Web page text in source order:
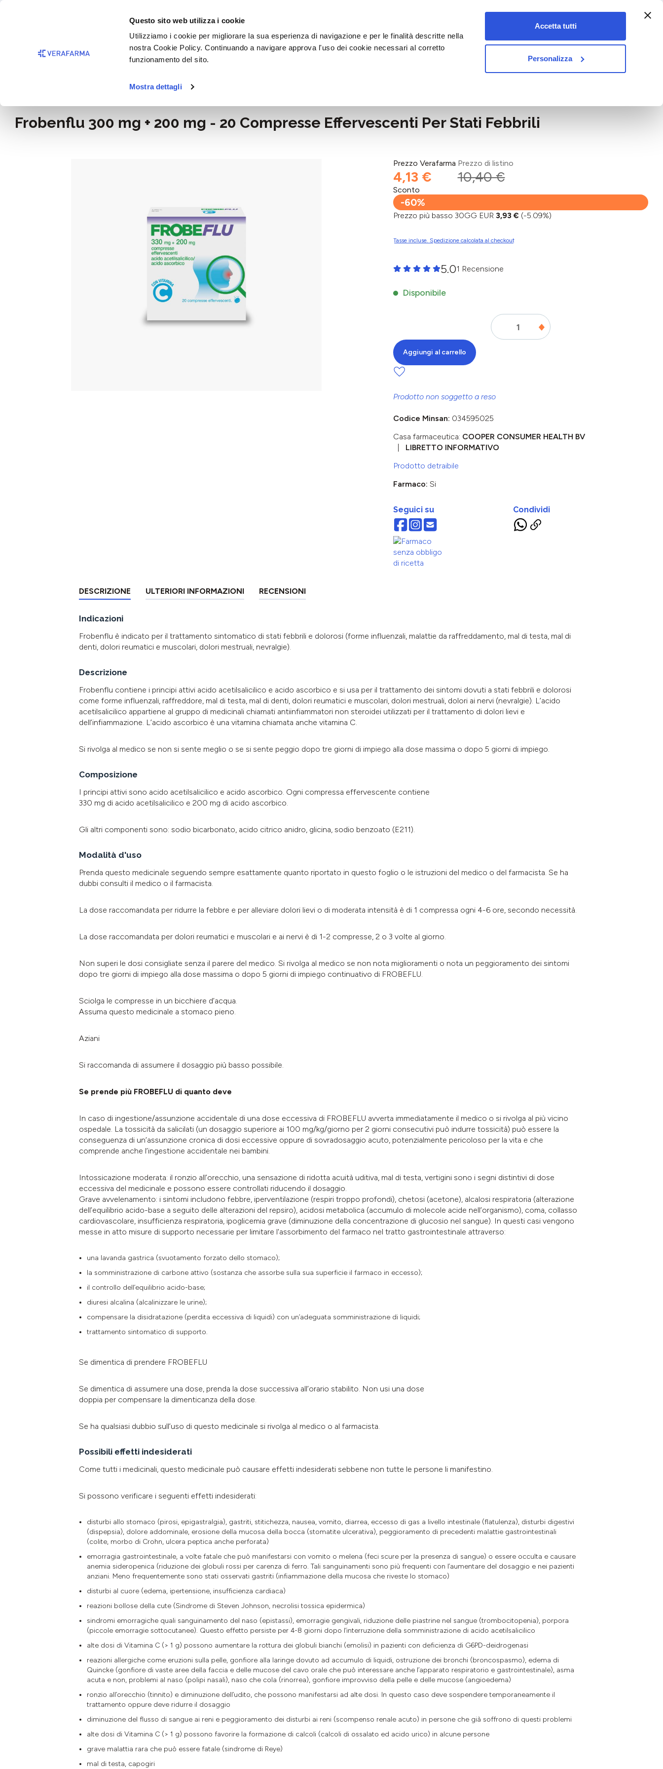
Questo sito web utilizza i cookie
Utilizziamo i cookie per migliorare la sua esperienza di navigazione e per le finalità descritte nella
nostra Cookie Policy. Continuando a navigare approva l'uso dei cookie necessari al corretto
funzionamento del sito.
Mostra dettagli
Accetta tutti
Personalizza
Passa alla navigazione principale
vet&pet
Dolori, infiammazioni e febbre
Frobenflu 300 mg + 200 mg - 20 Compresse Effervescenti Per Stati Febbrili
Prezzo Verafarma
4,13 €
Prezzo di listino
10,40 €
Sconto
-60%
Prezzo più basso 30GG EUR 3,93 € (-5.09%)
Tasse incluse. Spedizione calcolata al checkout
5.01 Recensione
Disponibile
Aggiungi al carrello
Prodotto non soggetto a reso
Codice Minsan: 034595025
Casa farmaceutica: COOPER CONSUMER HEALTH BV
LIBRETTO INFORMATIVO
Prodotto detraibile
Farmaco: Si
Seguici su Condividi
DESCRIZIONE ULTERIORI INFORMAZIONI RECENSIONI
Indicazioni
Frobenflu è indicato per il trattamento sintomatico di stati febbrili e dolorosi (forme influenzali, malattie da raffreddamento, mal di testa, mal di
denti, dolori reumatici e muscolari, dolori mestruali, nevralgie).
Descrizione
Frobenflu contiene i principi attivi acido acetilsalicilico e acido ascorbico e si usa per il trattamento dei sintomi dovuti a stati febbrili e dolorosi
come forme influenzali, raffreddore, mal di testa, mal di denti, dolori reumatici e muscolari, dolori mestruali, dolori ai nervi (nevralgie). L’acido
acetilsalicilico appartiene al gruppo di medicinali chiamati antiinfiammatori non steroidei utilizzati per il trattamento di dolori lievi e
dell’infiammazione. L’acido ascorbico è una vitamina chiamata anche vitamina C.
Si rivolga al medico se non si sente meglio o se si sente peggio dopo tre giorni di impiego alla dose massima o dopo 5 giorni di impiego.
Composizione
I principi attivi sono acido acetilsalicilico e acido ascorbico. Ogni compressa effervescente contiene
330 mg di acido acetilsalicilico e 200 mg di acido ascorbico.
Gli altri componenti sono: sodio bicarbonato, acido citrico anidro, glicina, sodio benzoato (E211).
Modalità d'uso
Prenda questo medicinale seguendo sempre esattamente quanto riportato in questo foglio o le istruzioni del medico o del farmacista. Se ha
dubbi consulti il medico o il farmacista.
La dose raccomandata per ridurre la febbre e per alleviare dolori lievi o di moderata intensità è di 1 compressa ogni 4-6 ore, secondo necessità.
La dose raccomandata per dolori reumatici e muscolari e ai nervi è di 1-2 compresse, 2 o 3 volte al giorno.
Non superi le dosi consigliate senza il parere del medico. Si rivolga al medico se non nota miglioramenti o nota un peggioramento dei sintomi
dopo tre giorni di impiego alla dose massima o dopo 5 giorni di impiego continuativo di FROBEFLU.
Sciolga le compresse in un bicchiere d’acqua.
Assuma questo medicinale a stomaco pieno.
Aziani
Si raccomanda di assumere il dosaggio più basso possibile.
Se prende più FROBEFLU di quanto deve
In caso di ingestione/assunzione accidentale di una dose eccessiva di FROBEFLU avverta immediatamente il medico o si rivolga al più vicino
ospedale. La tossicità da salicilati (un dosaggio superiore ai 100 mg/kg/giorno per 2 giorni consecutivi può indurre tossicità) può essere la
conseguenza di un’assunzione cronica di dosi eccessive oppure di sovradosaggio acuto, potenzialmente pericoloso per la vita e che
comprende anche l’ingestione accidentale nei bambini.
Intossicazione moderata: il ronzio all’orecchio, una sensazione di ridotta acuità uditiva, mal di testa, vertigini sono i segni distintivi di dose
eccessiva del medicinale e possono essere controllati riducendo il dosaggio.
Grave avvelenamento: i sintomi includono febbre, iperventilazione (respiri troppo profondi), chetosi (acetone), alcalosi respiratoria (alterazione
dell’equilibrio acido-base a seguito delle alterazioni del repsiro), acidosi metabolica (accumulo di molecole acide nell’organismo), coma, collasso
cardiovascolare, insufficienza respiratoria, ipoglicemia grave (diminuzione della concentrazione di glucosio nel sangue). In questi casi vengono
messe in atto misure di supporto necessarie per limitare l'assorbimento del farmaco nel tratto gastrointestinale attraverso:
una lavanda gastrica (svuotamento forzato dello stomaco);
la somministrazione di carbone attivo (sostanza che assorbe sulla sua superficie il farmaco in eccesso);
il controllo dell’equilibrio acido-base;
diuresi alcalina (alcalinizzare le urine);
compensare la disidratazione (perdita eccessiva di liquidi) con un’adeguata somministrazione di liquidi;
trattamento sintomatico di supporto.
Se dimentica di prendere FROBEFLU
Se dimentica di assumere una dose, prenda la dose successiva all’orario stabilito. Non usi una dose
doppia per compensare la dimenticanza della dose.
Se ha qualsiasi dubbio sull’uso di questo medicinale si rivolga al medico o al farmacista.
Possibili effetti indesiderati
Come tutti i medicinali, questo medicinale può causare effetti indesiderati sebbene non tutte le persone li manifestino.
Si possono verificare i seguenti effetti indesiderati:
disturbi allo stomaco (pirosi, epigastralgia), gastriti, stitichezza, nausea, vomito, diarrea, eccesso di gas a livello intestinale (flatulenza), disturbi digestivi
(dispepsia), dolore addominale, erosione della mucosa della bocca (stomatite ulcerativa), peggioramento di precedenti malattie gastrointestinali
(colite, morbo di Crohn, ulcera peptica anche perforata)
emorragia gastrointestinale, a volte fatale che può manifestarsi con vomito o melena (feci scure per la presenza di sangue) o essere occulta e causare
anemia sideropenica (riduzione dei globuli rossi per carenza di ferro. Tali sanguinamenti sono più frequenti con l’aumentare del dosaggio e nei pazienti
anziani. Meno frequentemente sono stati osservati gastriti (infiammazione della mucosa che riveste lo stomaco)
disturbi al cuore (edema, ipertensione, insufficienza cardiaca)
reazioni bollose della cute (Sindrome di Steven Johnson, necrolisi tossica epidermica)
sindromi emorragiche quali sanguinamento del naso (epistassi), emorragie gengivali, riduzione delle piastrine nel sangue (trombocitopenia), porpora
(piccole emorragie sottocutanee). Questo effetto persiste per 4-8 giorni dopo l’interruzione della somministrazione di acido acetilsalicilico
alte dosi di Vitamina C (> 1 g) possono aumentare la rottura dei globuli bianchi (emolisi) in pazienti con deficienza di G6PD-deidrogenasi
reazioni allergiche come eruzioni sulla pelle, gonfiore alla laringe dovuto ad accumulo di liquidi, ostruzione dei bronchi (broncospasmo), edema di
Quincke (gonfiore di vaste aree della faccia e delle mucose del cavo orale che può interessare anche l’apparato respiratorio e gastrointestinale), asma
acuta e non, problemi al naso (polipi nasali), naso che cola (rinorrea), gonfiore improvviso della pelle e delle mucose (angioedema)
ronzio all’orecchio (tinnito) e diminuzione dell’udito, che possono manifestarsi ad alte dosi. In questo caso deve sospendere temporaneamente il
trattamento oppure deve ridurre il dosaggio
diminuzione del flusso di sangue ai reni e peggioramento dei disturbi ai reni (scompenso renale acuto) in persone che già soffrono di questi problemi
alte dosi di Vitamina C (> 1 g) possono favorire la formazione di calcoli (calcoli di ossalato ed acido urico) in alcune persone
grave malattia rara che può essere fatale (sindrome di Reye)
mal di testa, capogiri